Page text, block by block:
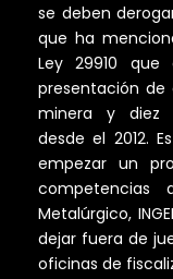
se deben
que ha
Ley 29910 que
presentación de
minera y diez
desde el 2012.
empezar un
competencias
Metalúrgico,
dejar fuera de
oficinas de